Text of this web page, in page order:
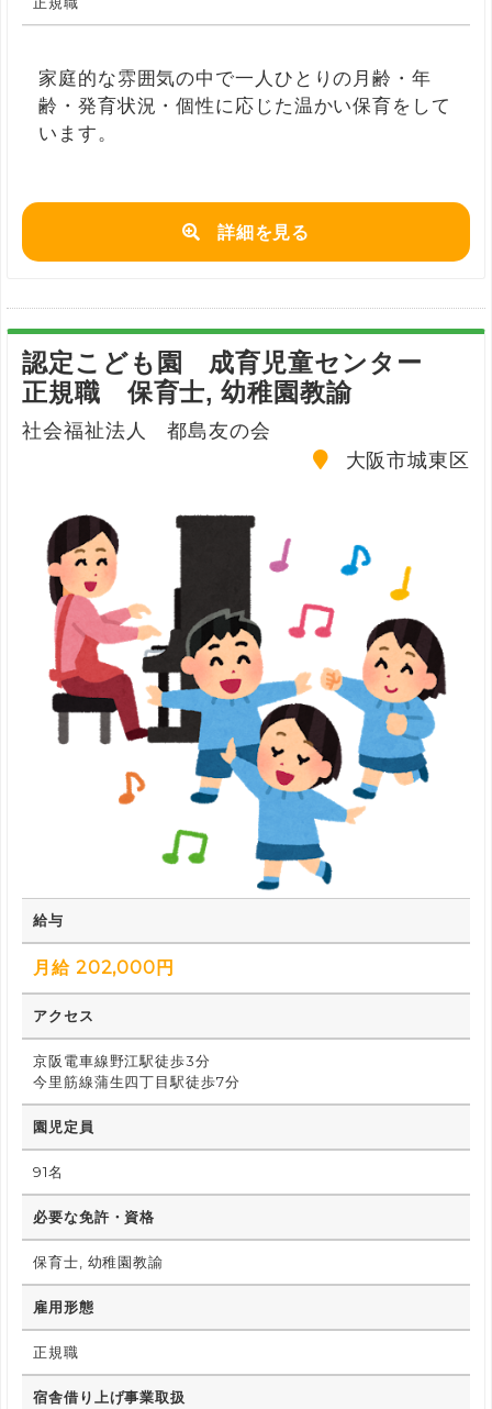
家庭的な雰囲気の中で一人ひとりの月齢・年
齢・発育状況・個性に応じた温かい保育をして
います。
詳細を見る
認定こども園 成育児童センター
正規職 保育士, 幼稚園教諭
社会福祉法人 都島友の会
大阪市城東区
給与
月給 202,000円
アクセス
京阪電車線野江駅徒歩3分
今里筋線蒲生四丁目駅徒歩7分
園児定員
91名
必要な免許・資格
保育士, 幼稚園教諭
雇用形態
正規職
宿舎借り上げ事業取扱